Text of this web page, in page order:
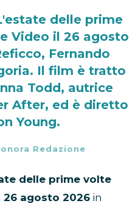
delle prime
Video il 26 agosto
Fernando
Il film è tratto
Todd, autrice
After, ed è diretto
Young.
Redazione
delle prime volte
26 agosto 2026 in